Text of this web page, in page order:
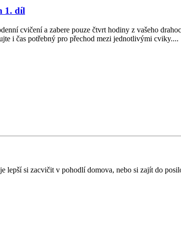
1. díl
cvičení a zabere pouze čtvrt hodiny z vašeho
i čas potřebný pro přechod mezi jednotlivými cviky....
lepší si zacvičit v pohodlí domova, nebo si zajít do